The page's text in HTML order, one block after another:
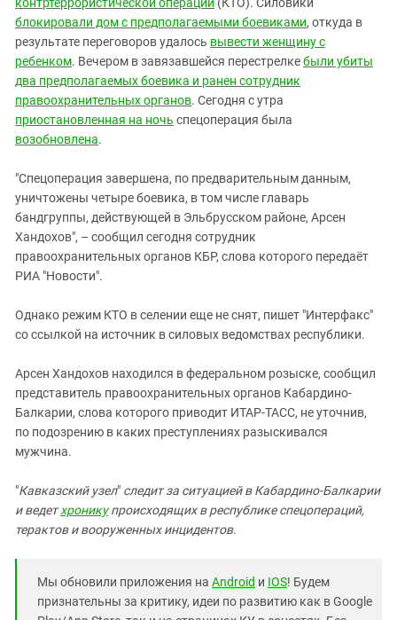
блокировали дом с предполагаемыми боевиками, откуда в
результате переговоров удалось вывести женщину с
ребенком. Вечером в завязавшейся перестрелкебыли убиты
два предполагаемых боевика и ранен сотрудник
правоохранительных органов. Сегодня с утра
приостановленная на ночь спецоперация была
возобновлена.
"Спецоперация завершена, по предварительным данным,
уничтожены четыре боевика, в том числе главарь
бандгруппы, действующей в Эльбрусском районе, Арсен
Хандохов", – сообщил сегодня сотрудник
правоохранительных органов КБР, слова которого передаёт
РИА "Новости".
Однако режим КТО в селении еще не снят, пишет "Интерфакс"
со ссылкой на источник в силовых ведомствах республики.
Арсен Хандохов находился в федеральном розыске, сообщил
представитель правоохранительных органов Кабардино-
Балкарии, слова которого приводит ИТАР-ТАСС, не уточнив,
по подозрению в каких преступлениях разыскивался
мужчина.
"Кавказский узел" следит за ситуацией в Кабардино-Балкарии
и ведетхроникупроисходящих в республике спецопераций,
терактов и вооруженных инцидентов.
Мы обновили приложения на Android и IOS! Будем
признательны за критику, идеи по развитию как в Google